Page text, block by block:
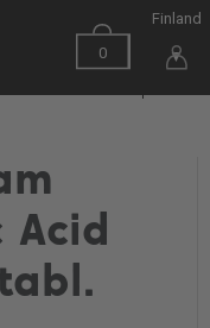
0
Finland
▼
Acid